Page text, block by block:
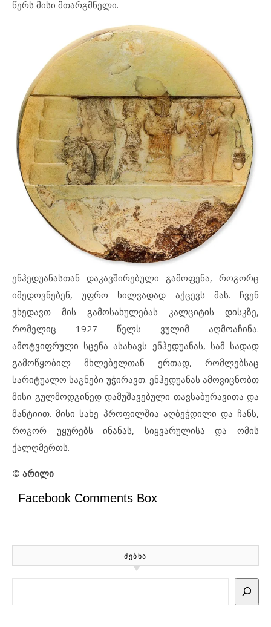
წერს მისი მთარგმნელი.
ენჰედუანასთან დაკავშირებული გამოფენა, როგორც
იმედოვნებენ, უფრო ხილვადად აქცევს მას. ჩვენ
ვხედავთ მის გამოსახულებას კალციტის დისკზე,
რომელიც 1927 წელს ვულიმ აღმოაჩინა.
ამოტვიფრული სცენა ასახავს ენჰედუანას, სამ სადად
გამოწყობილ მხლებელთან ერთად, რომლებსაც
სარიტუალო საგნები უჭირავთ. ენჰედუანას ამოვიცნობთ
მისი გულმოდგინედ დამუშავებული თავსაბურავითა და
მანტიით. მისი სახე პროფილშია აღბეჭდილი და ჩანს,
როგორ უყურებს ინანას, სიყვარულისა და ომის
ქალღმერთს.
© არილი
Facebook Comments Box
ᲫᲔᲑᲜᲐ